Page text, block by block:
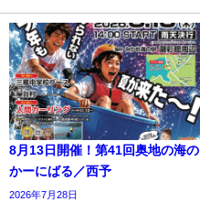
8月13日開催！第41回奥地の海の
かーにばる／西予
2026年7月28日